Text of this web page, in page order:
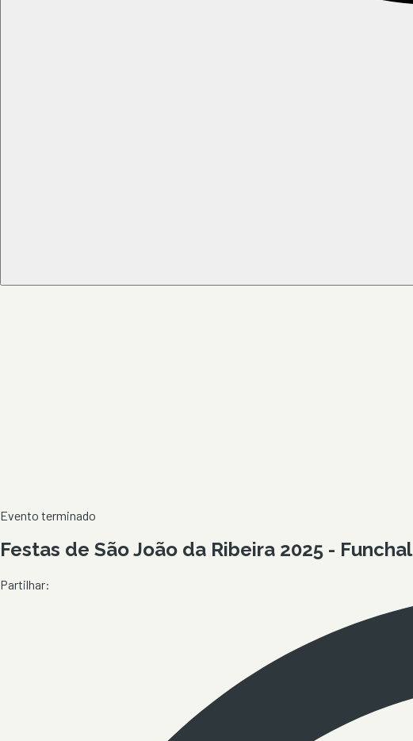
Evento terminado
Festas de São João da Ribeira 2025 - Funchal
Partilhar: